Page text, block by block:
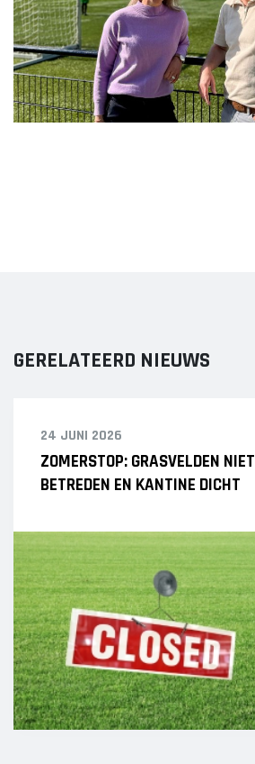
GERELATEERD NIEUWS
24 JUNI 2026
ZOMERSTOP: GRASVELDEN NIET
BETREDEN EN KANTINE DICHT